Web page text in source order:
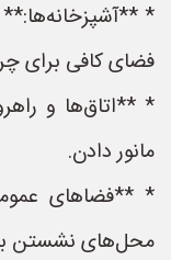
* **آشپزخانه‌ها:**
فضای کافی برای
* **اتاق‌ها و
مانور دادن.
* **فضاهای
محل‌های نشستن